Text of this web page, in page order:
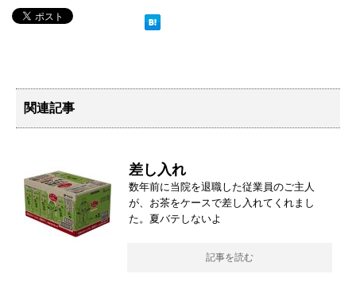
関連記事
差し入れ
数年前に当院を退職した従業員のご主人
が、お茶をケースで差し入れてくれまし
た。夏バテしないよ
記事を読む